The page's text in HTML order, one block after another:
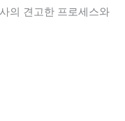
의 견고한 프로세스와